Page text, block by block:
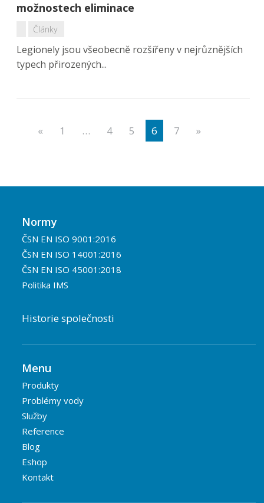
možnostech eliminace
Články
Legionely jsou všeobecně rozšířeny v nejrůznějších
typech přirozených...
« 1 … 4 5 6 7 »
Normy
ČSN EN ISO 9001:2016
ČSN EN ISO 14001:2016
ČSN EN ISO 45001:2018
Politika IMS
Historie společnosti
Menu
Produkty
Problémy vody
Služby
Reference
Blog
Eshop
Kontakt